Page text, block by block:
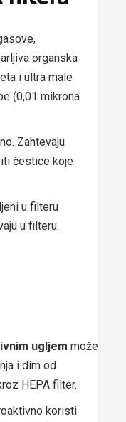
organska
i ultra male
(0,01 mikrona
Zahtevaju
čestice koje
u filteru
u filteru.
ugljem može
i dim od
HEPA filter.
koristi